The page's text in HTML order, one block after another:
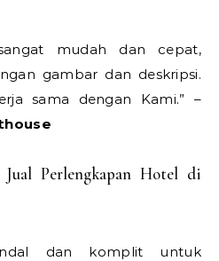
mudah dan cepat,
gambar dan deskripsi.
sama dengan Kami.” –
Perlengkapan Hotel di
dan komplit untuk